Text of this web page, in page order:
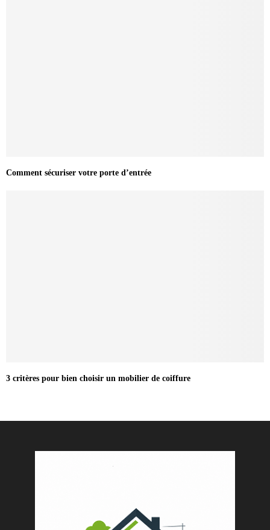
Comment sécuriser votre porte d’entrée
3 critères pour bien choisir un mobilier de coiffure